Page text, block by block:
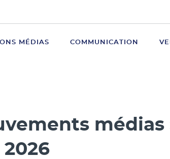
MÉDIAS COMMUNICATION
médias